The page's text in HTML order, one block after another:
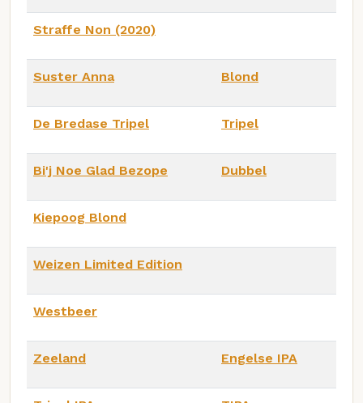
Straffe Non (2020)
Suster Anna Blond
De Bredase Tripel Tripel
Bi'j Noe Glad Bezope Dubbel
Kiepoog Blond
Weizen Limited Edition
Westbeer
Zeeland Engelse IPA